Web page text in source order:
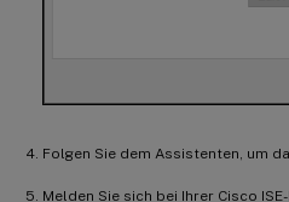
Folgen Sie dem Assistenten, um
Melden Sie sich bei Ihrer Cisco